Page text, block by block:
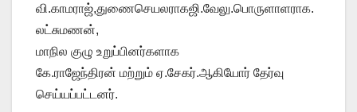
வி.காமராஜ்,துணைசெயலராகஜி.வேலு.பொருளாளராக.
லட்சுமணன்,
மாநில குழு உறுப்பினர்களாக
கே.ராஜேந்திரன் மற்றும் ஏ.சேகர்.ஆகியோர் தேர்வு
செய்யப்பட்டனர்.